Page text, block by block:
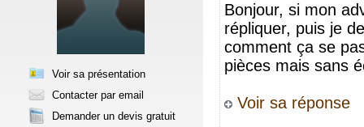
Voir sa présentation
Contacter par email
Demander un devis gratuit
Bonjour, si mon
répliquer, puis je
comment ça se
pièces mais sans
Voir sa réponse